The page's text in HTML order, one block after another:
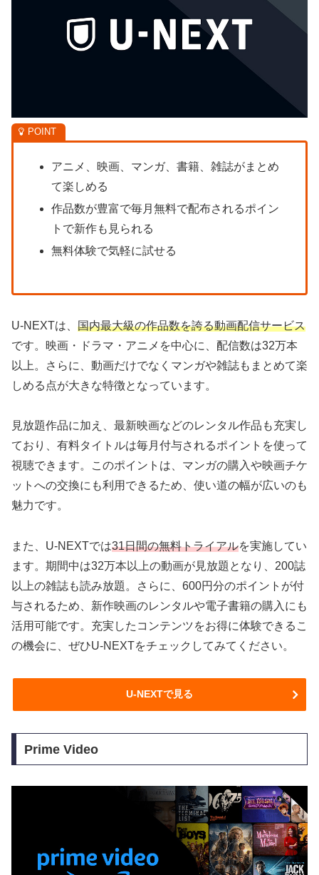
アニメ、映画、マンガ、書籍、雑誌がまとめ
て楽しめる
作品数が豊富で毎月無料で配布されるポイン
トで新作も見られる
無料体験で気軽に試せる
U-NEXTは、 国内最大級の作品数を誇る動画配信サービス
です。映画・ドラマ・アニメを中心に、配信数は32万本
以上。さらに、動画だけでなくマンガや雑誌もまとめて楽
しめる点が大きな特徴となっています。
見放題作品に加え、最新映画などのレンタル作品も充実し
ており、有料タイトルは毎月付与されるポイントを使って
視聴できます。このポイントは、マンガの購入や映画チケ
ットへの交換にも利用できるため、使い道の幅が広いのも
魅力です。
また、U-NEXTでは31日間の無料トライアルを実施してい
ます。期間中は32万本以上の動画が見放題となり、200誌
以上の雑誌も読み放題。さらに、600円分のポイントが付
与されるため、新作映画のレンタルや電子書籍の購入にも
活用可能です。充実したコンテンツをお得に体験できるこ
の機会に、ぜひU-NEXTをチェックしてみてください。
U-NEXTで見る
Prime Video